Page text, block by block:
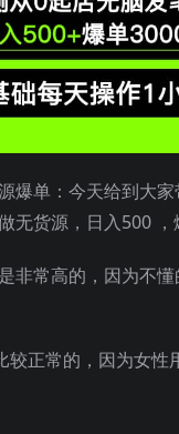
爆单：今天给到大
无货源，日入500
非常高的，因为不
较正常的，因为女性